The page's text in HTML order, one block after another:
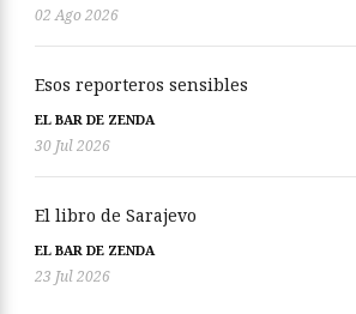
02 Ago 2026
Esos reporteros sensibles
EL BAR DE ZENDA
30 Jul 2026
El libro de Sarajevo
EL BAR DE ZENDA
23 Jul 2026